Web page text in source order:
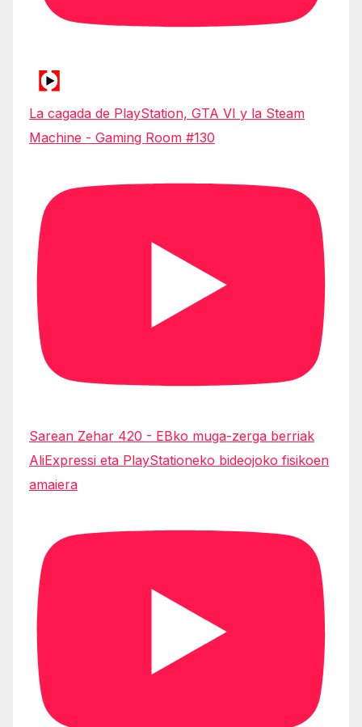
La cagada de PlayStation, GTA VI y la Steam
Machine - Gaming Room #130
Sarean Zehar 420 - EBko muga-zerga berriak
AliExpressi eta PlayStationeko bideojoko fisikoen
amaiera